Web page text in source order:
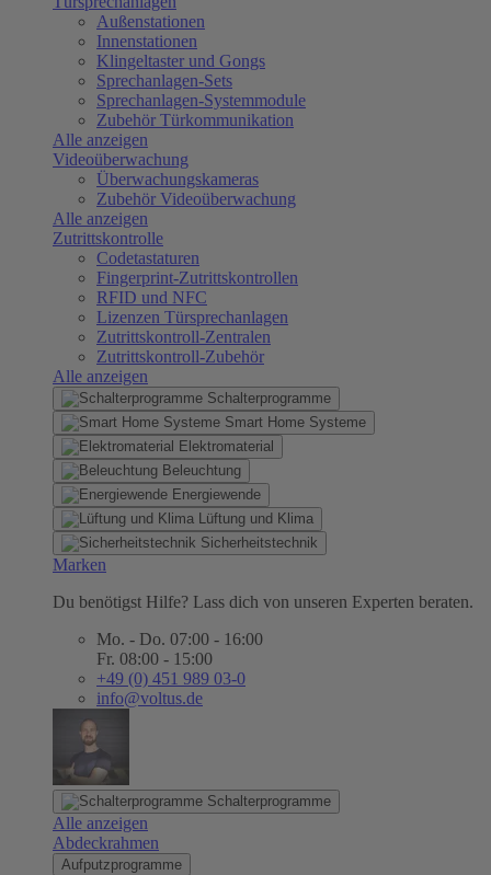
Außenstationen
Innenstationen
Klingeltaster und Gongs
Sprechanlagen-Sets
Sprechanlagen-Systemmodule
Zubehör Türkommunikation
Alle anzeigen
Videoüberwachung
Überwachungskameras
Zubehör Videoüberwachung
Alle anzeigen
Zutrittskontrolle
Codetastaturen
Fingerprint-Zutrittskontrollen
RFID und NFC
Lizenzen Türsprechanlagen
Zutrittskontroll-Zentralen
Zutrittskontroll-Zubehör
Alle anzeigen
Schalterprogramme
Smart Home Systeme
Elektromaterial
Beleuchtung
Energiewende
Lüftung und Klima
Sicherheitstechnik
Marken
Du benötigst Hilfe? Lass dich von unseren Experten beraten.
Mo. - Do. 07:00 - 16:00
Fr. 08:00 - 15:00
+49 (0) 451 989 03-0
info@voltus.de
Schalterprogramme
Alle anzeigen
Abdeckrahmen
Aufputzprogramme